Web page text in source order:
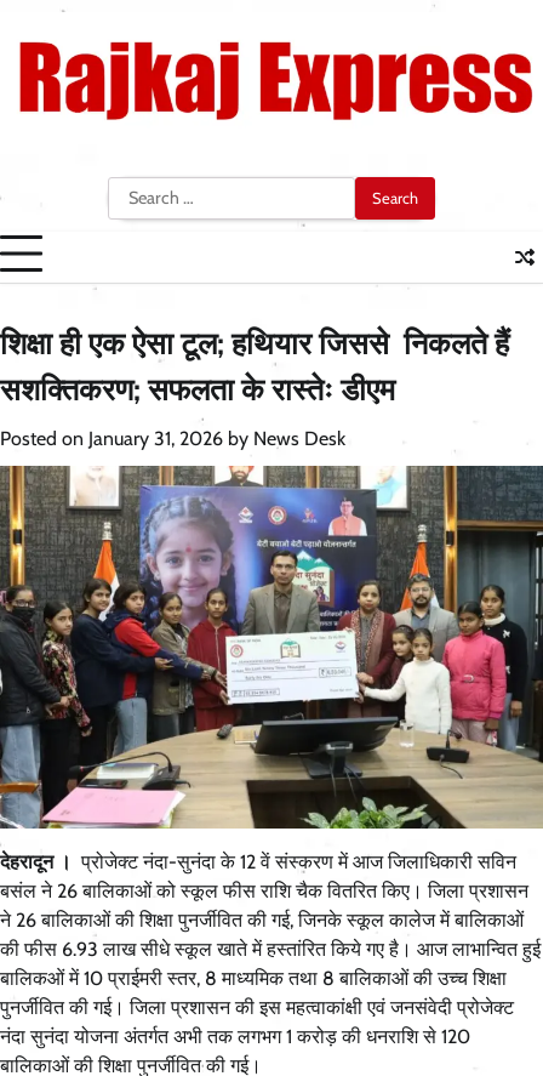
content
Search
for:
शिक्षा ही एक ऐसा टूल; हथियार जिससे निकलते हैं
सशक्तिकरण; सफलता के रास्तेः डीएम
Posted on January 31, 2026 by News Desk
देहरादून । प्रोजेक्ट नंदा-सुनंदा के 12 वें संस्करण में आज जिलाधिकारी सविन
बसंल ने 26 बालिकाओं को स्कूल फीस राशि चैक वितरित किए। जिला प्रशासन
ने 26 बालिकाओं की शिक्षा पुनर्जीवित की गई, जिनके स्कूल कालेज में बालिकाओं
की फीस 6.93 लाख सीधे स्कूल खाते में हस्तांरित किये गए है। आज लाभान्वित हुई
बालिकओं में 10 प्राईमरी स्तर, 8 माध्यमिक तथा 8 बालिकाओं की उच्च शिक्षा
पुनर्जीवित की गई। जिला प्रशासन की इस महत्वाकांक्षी एवं जनसंवेदी प्रोजेक्ट
नंदा सुनंदा योजना अंतर्गत अभी तक लगभग 1 करोड़ की धनराशि से 120
बालिकाओं की शिक्षा पुनर्जीवित की गई।